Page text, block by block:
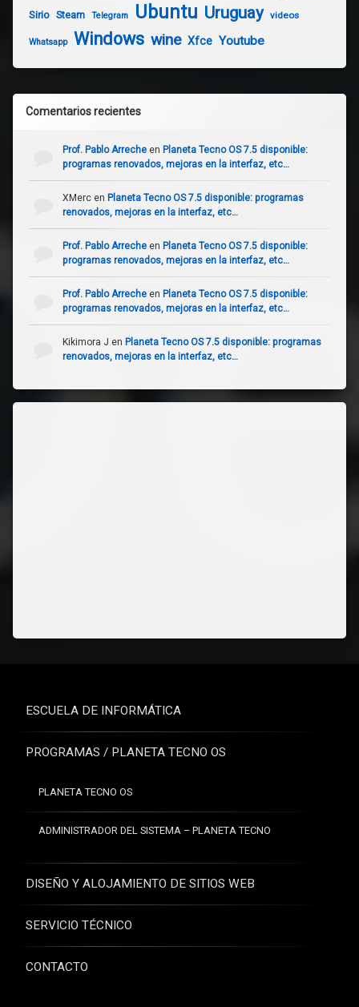
Sirio Steam Telegram Ubuntu Uruguay videos
Whatsapp Windows wine Xfce Youtube
Comentarios recientes
Prof. Pablo Arrecheen Planeta Tecno OS 7.5 disponible:
programas renovados, mejoras en la interfaz, etc…
XMercen Planeta Tecno OS 7.5 disponible: programas
renovados, mejoras en la interfaz, etc…
Prof. Pablo Arrecheen Planeta Tecno OS 7.5 disponible:
programas renovados, mejoras en la interfaz, etc…
Prof. Pablo Arrecheen Planeta Tecno OS 7.5 disponible:
programas renovados, mejoras en la interfaz, etc…
Kikimora J en Planeta Tecno OS 7.5 disponible: programas
renovados, mejoras en la interfaz, etc…
ESCUELA DE INFORMÁTICA
PROGRAMAS / PLANETA TECNO OS
PLANETA TECNO OS
ADMINISTRADOR DEL SISTEMA – PLANETA TECNO
DISEÑO Y ALOJAMIENTO DE SITIOS WEB
SERVICIO TÉCNICO
CONTACTO